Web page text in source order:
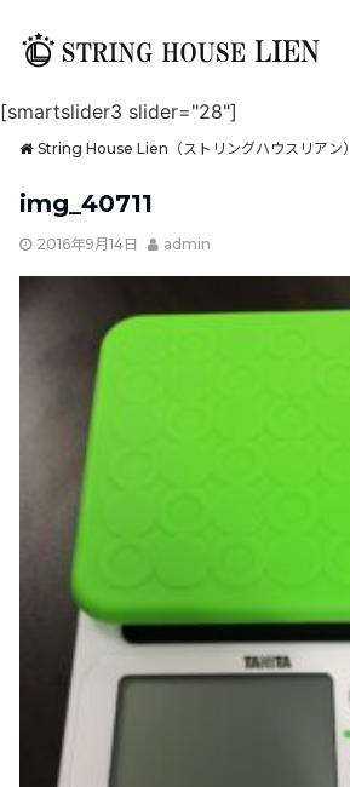
[smartslider3 slider="28"]
String House Lien（ストリングハウスリアン）
img_40711
2016年9月14日 admin